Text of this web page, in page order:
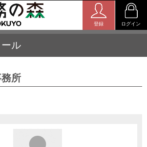
登録 ログイン
ル
所